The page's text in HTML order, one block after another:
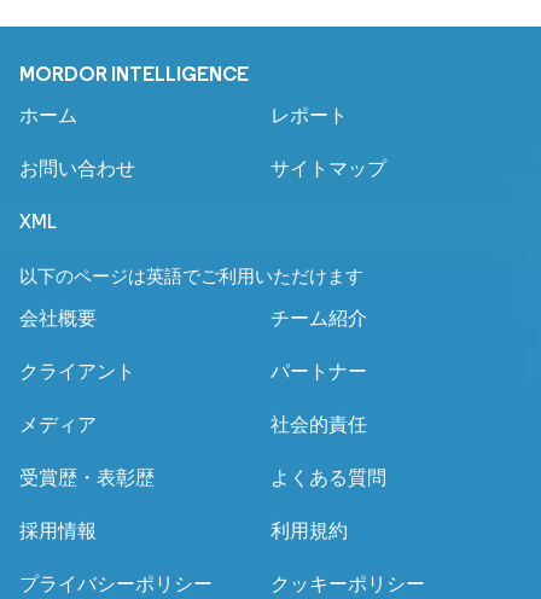
MORDOR INTELLIGENCE
ホーム レポート
お問い合わせ サイトマップ
XML
以下のページは英語でご利用いただけます
会社概要 チーム紹介
クライアント パートナー
メディア 社会的責任
受賞歴・表彰歴 よくある質問
採用情報 利用規約
プライバシーポリシー クッキーポリシー